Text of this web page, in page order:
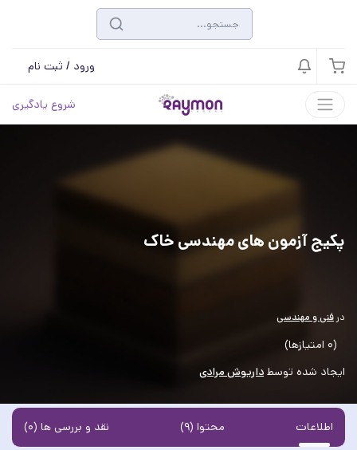
ورود / ثبت نام
شروع یادگیری
پکیج آزمون های مهندسی خاک
در فنی و مهندسی
(0 امتیازها)
ایجاد شده توسط داریوش مرادی
اطلاعات محتوا (9) نقد و بررسی ها (0)